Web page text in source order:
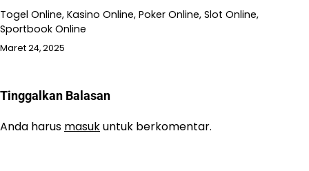
Togel Online, Kasino Online, Poker Online, Slot Online,
Sportbook Online
Maret 24, 2025
Tinggalkan Balasan
Anda harus masukuntuk berkomentar.